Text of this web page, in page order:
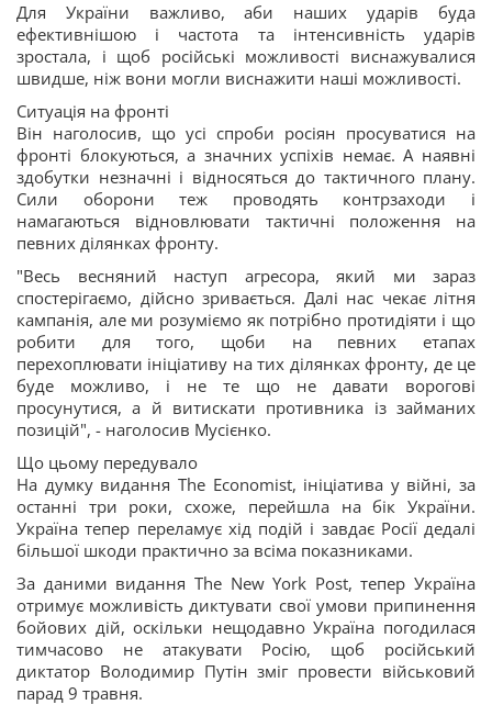
Для України важливо, аби наших ударів буда
ефективнішою і частота та інтенсивність ударів
зростала, і щоб російські можливості виснажувалися
швидше, ніж вони могли виснажити наші можливості.
Ситуація на фронті
Він наголосив, що усі спроби росіян просуватися на
фронті блокуються, а значних успіхів немає. А наявні
здобутки незначні і відносяться до тактичного плану.
Сили оборони теж проводять контрзаходи і
намагаються відновлювати тактичні положення на
певних ділянках фронту.
"Весь весняний наступ агресора, який ми зараз
спостерігаємо, дійсно зривається. Далі нас чекає літня
кампанія, але ми розуміємо як потрібно протидіяти і що
робити для того, щоби на певних етапах
перехоплювати ініціативу на тих ділянках фронту, де це
буде можливо, і не те що не давати ворогові
просунутися, а й витискати противника із займаних
позицій", - наголосив Мусієнко.
Що цьому передувало
На думку видання The Economist, ініціатива у війні, за
останні три роки, схоже, перейшла на бік України.
Україна тепер переламує хід подій і завдає Росії дедалі
більшої шкоди практично за всіма показниками.
За даними видання The New York Post, тепер Україна
отримує можливість диктувати свої умови припинення
бойових дій, оскільки нещодавно Україна погодилася
тимчасово не атакувати Росію, щоб російський
диктатор Володимир Путін зміг провести військовий
парад 9 травня.